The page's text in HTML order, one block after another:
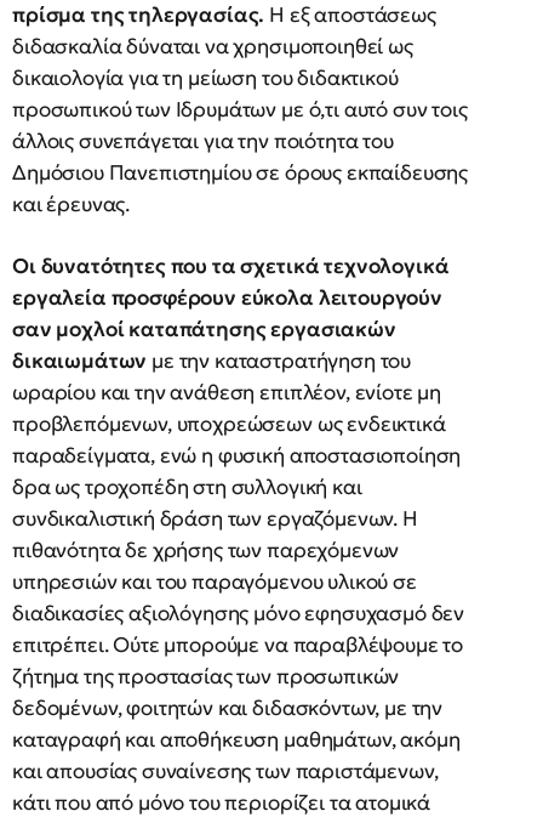
πρίσμα της τηλεργασίας. Η εξ αποστάσεως
διδασκαλία δύναται να χρησιμοποιηθεί ως
δικαιολογία για τη μείωση του διδακτικού
προσωπικού των Ιδρυμάτων με ό,τι αυτό συν τοις
άλλοις συνεπάγεται για την ποιότητα του
Δημόσιου Πανεπιστημίου σε όρους εκπαίδευσης
και έρευνας.
Οι δυνατότητες που τα σχετικά τεχνολογικά
εργαλεία προσφέρουν εύκολα λειτουργούν
σαν μοχλοί καταπάτησης εργασιακών
δικαιωμάτων με την καταστρατήγηση του
ωραρίου και την ανάθεση επιπλέον, ενίοτε μη
προβλεπόμενων, υποχρεώσεων ως ενδεικτικά
παραδείγματα, ενώ η φυσική αποστασιοποίηση
δρα ως τροχοπέδη στη συλλογική και
συνδικαλιστική δράση των εργαζόμενων. Η
πιθανότητα δε χρήσης των παρεχόμενων
υπηρεσιών και του παραγόμενου υλικού σε
διαδικασίες αξιολόγησης μόνο εφησυχασμό δεν
επιτρέπει. Ούτε μπορούμε να παραβλέψουμε το
ζήτημα της προστασίας των προσωπικών
δεδομένων, φοιτητών και διδασκόντων, με την
καταγραφή και αποθήκευση μαθημάτων, ακόμη
και απουσίας συναίνεσης των παριστάμενων,
κάτι που από μόνο του περιορίζει τα ατομικά